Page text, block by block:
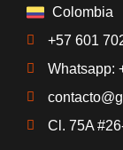
Colombia
+57 601
Whatsapp:
Cl. 75A